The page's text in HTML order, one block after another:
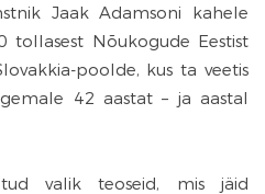
Jaak Adamsoni kahele
tollasest Nõukogude Eestist
poolde, kus ta veetis
42 aastat – ja aastal
valik teoseid, mis jäid